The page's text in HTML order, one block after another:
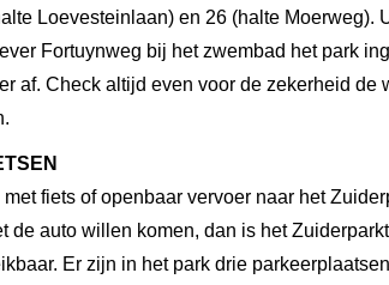
Loevesteinlaan) en 26 (halte Moerweg).
Fortuynweg bij het zwembad het park
af. Check altijd even voor de zekerheid de
fiets of openbaar vervoer naar het
de auto willen komen, dan is het
Er zijn in het park drie